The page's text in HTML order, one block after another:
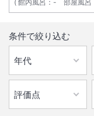
ＪＲ山形駅東口より徒
山形駅前大通に面した
館内風呂 ： - 部屋風呂
条件で絞り込む